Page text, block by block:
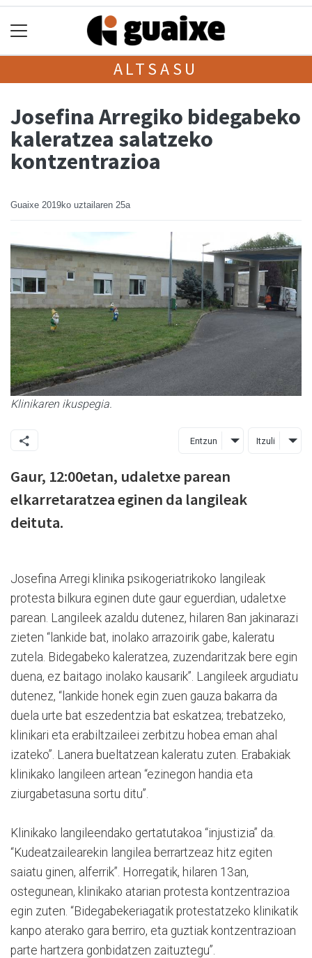
ALTSASU
Josefina Arregiko bidegabeko
kaleratzea salatzeko
kontzentrazioa
Guaixe 2019ko uztailaren 25a
Klinikaren ikuspegia.
Entzun Itzuli
Gaur, 12:00etan, udaletxe parean
elkarretaratzea eginen da langileak
deituta.
Josefina Arregi klinika psikogeriatrikoko langileak
protesta bilkura eginen dute gaur eguerdian, udaletxe
parean. Langileek azaldu dutenez, hilaren 8an jakinarazi
zieten “lankide bat, inolako arrazoirik gabe, kaleratu
zutela. Bidegabeko kaleratzea, zuzendaritzak bere egin
duena, ez baitago inolako kausarik”. Langileek argudiatu
dutenez, “lankide honek egin zuen gauza bakarra da
duela urte bat eszedentzia bat eskatzea; trebatzeko,
klinikari eta erabiltzaileei zerbitzu hobea eman ahal
izateko”. Lanera bueltatzean kaleratu zuten. Erabakiak
klinikako langileen artean “ezinegon handia eta
ziurgabetasuna sortu ditu”.
Klinikako langileendako gertatutakoa “injustizia” da.
“Kudeatzailearekin langilea berrartzeaz hitz egiten
saiatu ginen, alferrik”. Horregatik, hilaren 13an,
ostegunean, klinikako atarian protesta kontzentrazioa
egin zuten. “Bidegabekeriagatik protestatzeko klinikatik
kanpo aterako gara berriro, eta guztiak kontzentrazioan
parte hartzera gonbidatzen zaituztegu”.